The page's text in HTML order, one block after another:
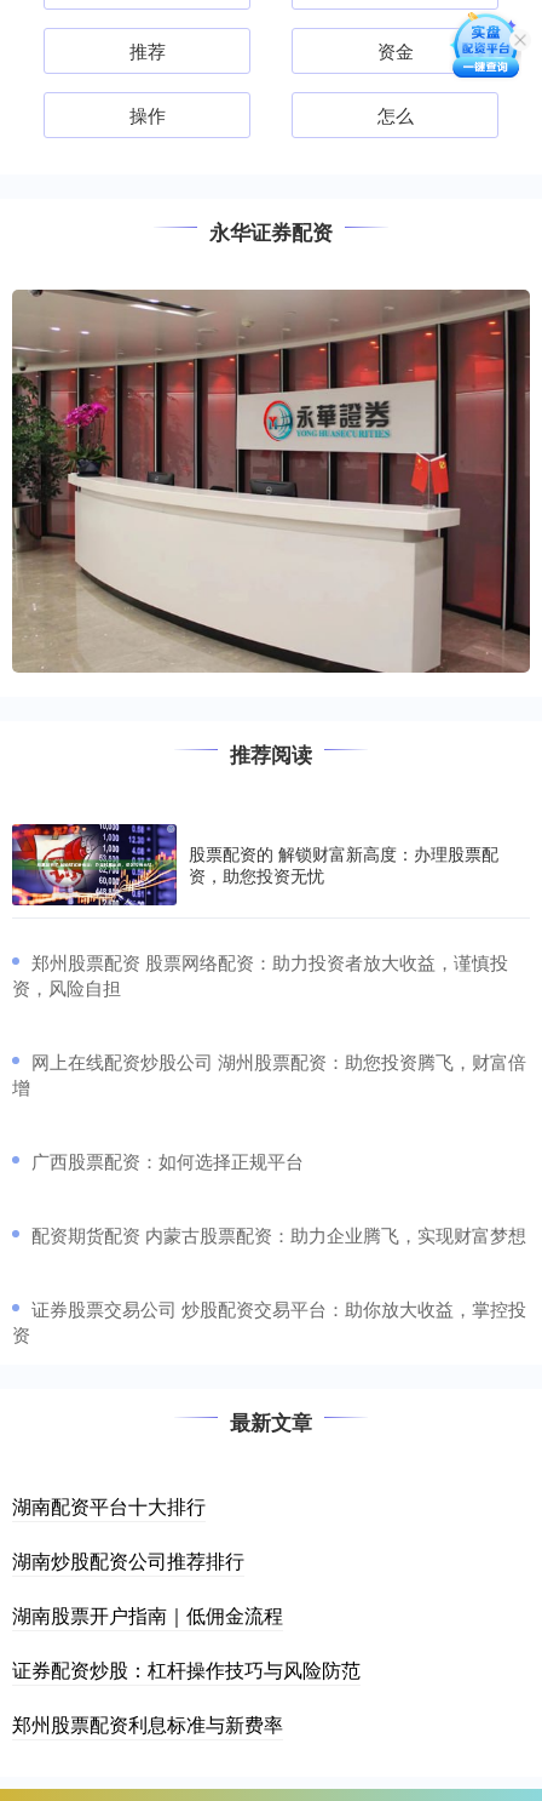
推荐 资金
操作 怎么
永华证券配资
推荐阅读
股票配资的 解锁财富新高度：办理股票配
资，助您投资无忧
​郑州股票配资 股票网络配资：助力投资者放大收益，谨慎投
资，风险自担
​网上在线配资炒股公司 湖州股票配资：助您投资腾飞，财富倍
增
​广西股票配资：如何选择正规平台
​配资期货配资 内蒙古股票配资：助力企业腾飞，实现财富梦想
​证券股票交易公司 炒股配资交易平台：助你放大收益，掌控投
资
最新文章
湖南配资平台十大排行
湖南炒股配资公司推荐排行
湖南股票开户指南｜低佣金流程
证券配资炒股：杠杆操作技巧与风险防范
郑州股票配资利息标准与新费率